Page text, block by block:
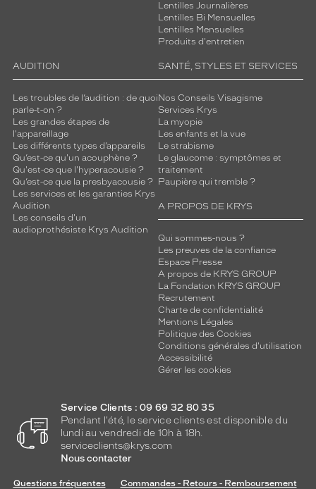
Lentilles Journalières
Lentilles Bi Mensuelles
Lentilles Mensuelles
Produits d'entretien
AUDITION
Les troubles de l’audition : de quoi
parle-t-on ?
Les grandes étapes de
l'appareillage
Les différents types d’appareils
Qu’est-ce qu'un acouphène ?
Qu'est-ce que l'hyperacousie ?
Qu’est-ce que la presbyacousie ?
Les services et les garanties Krys
Audition
Les conseils d'un
audioprothésiste Krys Audition
SANTÉ, STYLES ET SERVICES
Nos Conseils Visagisme
Services Krys
La myopie
Les enfants et la vue
Le strabisme
Le glaucome : symptômes et
traitement
Paupière qui tremble ?
A PROPOS DE KRYS
Qui sommes-nous ?
Les preuves de la confiance
Espace Presse
A propos de KRYS GROUP
La Fondation KRYS GROUP
Recrutement
Charte de confidentialité
Mentions Légales
Politique des Cookies
Conditions générales d'utilisation
Accessibilité
Gérer les cookies
Service Clients : 09 69 32 80 35
Pendant l'été, le service clients est disponible du
lundi au vendredi de 10h à 18h.
serviceclients@krys.com
Nous contacter
Questions fréquentes
Commandes - Retours - Remboursement